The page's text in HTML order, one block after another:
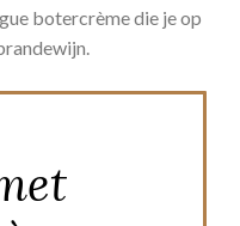
botercrème die je op